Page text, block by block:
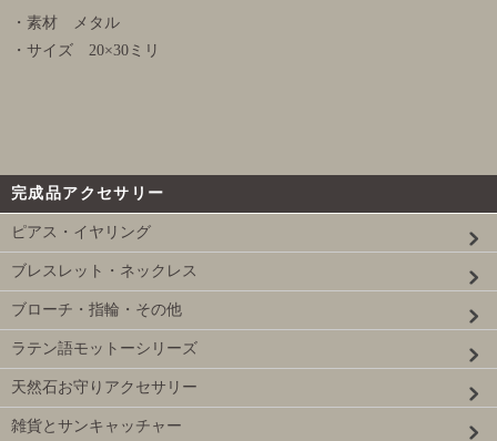
・素材 メタル
・サイズ 20×30ミリ
完成品アクセサリー
ピアス・イヤリング
ブレスレット・ネックレス
ブローチ・指輪・その他
ラテン語モットーシリーズ
天然石お守りアクセサリー
雑貨とサンキャッチャー